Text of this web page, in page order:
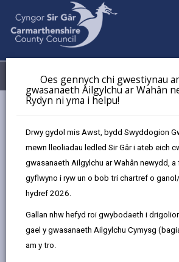
Oes gennych chi gwestiynau
gwasanaeth Ailgylchu ar Wahân
Rydyn ni yma i helpu!
Drwy gydol mis Awst, bydd Swyddogion
mewn lleoliadau ledled Sir Gâr i ateb eich
gwasanaeth Ailgylchu ar Wahân newydd, a
gyflwyno i ryw un o bob tri chartref o
hydref 2026.
Gallan nhw hefyd roi gwybodaeth i
gael y gwasanaeth Ailgylchu Cymysg
am y tro.
Dewislen
Marchnad Caerfyrddin
Ni ddylai neb golli'r